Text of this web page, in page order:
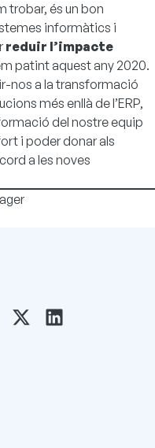
trobar, és un bon
informàtics i
reduir l’impacte
patint aquest any 2020.
nos a latransformació
més enllà de l’ERP,
del nostre equip
i poder donar als
a les noves